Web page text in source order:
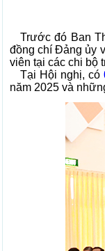
Trước đó Ban
đồng chí Đảng ủy
viên tại các chi bộ
Tại Hội nghị, có
năm 2025 và